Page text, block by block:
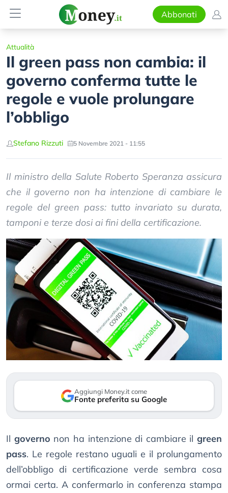
Abbonati
Attualità
Il green pass non cambia: il
governo conferma tutte le
regole e vuole prolungare
l’obbligo
Stefano Rizzuti 5 Novembre 2021 - 11:55
Il ministro della Salute Roberto Speranza assicura
che il governo non ha intenzione di cambiare le
regole del green pass: tutto invariato su durata,
tamponi e terze dosi ai fini della certificazione.
Aggiungi Money.it come
Fonte preferita su Google
Il governo non ha intenzione di cambiare il green
pass. Le regole restano uguali e il prolungamento
dell’obbligo di certificazione verde sembra cosa
ormai certa. A confermarlo in conferenza stampa